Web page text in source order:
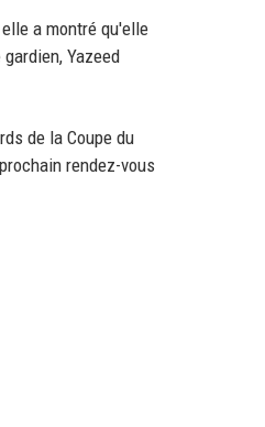
a montré qu'elle
Yazeed
de la Coupe du
rendez-vous